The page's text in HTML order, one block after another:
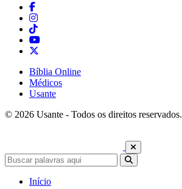
Bíblia Online
Médicos
Usante
© 2026 Usante - Todos os direitos reservados.
Início